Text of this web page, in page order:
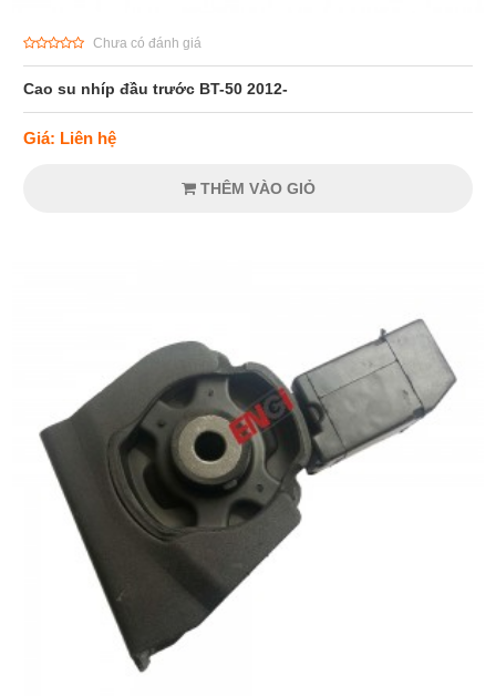
Chưa có đánh giá
Cao su nhíp đầu trước BT-50 2012-
Giá: Liên hệ
THÊM VÀO GIỎ